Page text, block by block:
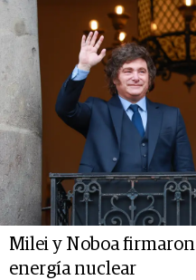
Milei y Noboa
energía nuclear